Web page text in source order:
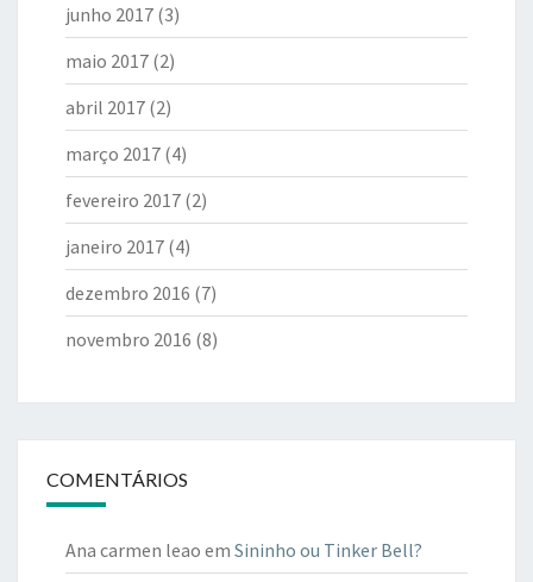
junho 2017 (3)
maio 2017 (2)
abril 2017 (2)
março 2017 (4)
fevereiro 2017 (2)
janeiro 2017 (4)
dezembro 2016 (7)
novembro 2016 (8)
COMENTÁRIOS
Ana carmen leao em Sininho ou Tinker Bell?